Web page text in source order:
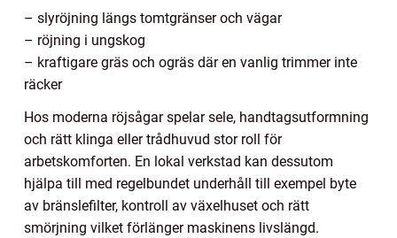
– slyröjning längs tomtgränser och vägar
– röjning i ungskog
– kraftigare gräs och ogräs där en vanlig trimmer inte
räcker
Hos moderna röjsågar spelar sele, handtagsutformning
och rätt klinga eller trådhuvud stor roll för
arbetskomforten. En lokal verkstad kan dessutom
hjälpa till med regelbundet underhåll till exempel byte
av bränslefilter, kontroll av växelhuset och rätt
smörjning vilket förlänger maskinens livslängd.